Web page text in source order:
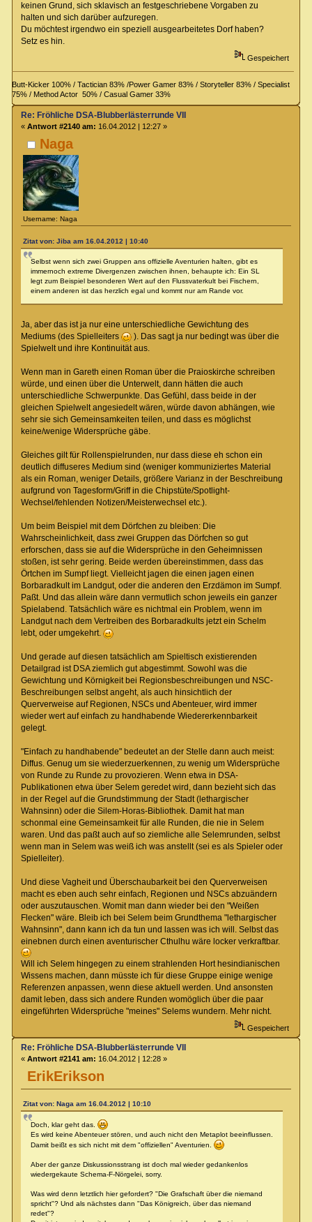
keinen Grund, sich sklavisch an festgeschriebene Vorgaben zu
halten und sich darüber aufzuregen.
Du möchtest irgendwo ein speziell ausgearbeitetes Dorf haben?
Setz es hin.
Gespeichert
Butt-Kicker 100% / Tactician 83% /Power Gamer 83% / Storyteller 83% / Specialist
75% / Method Actor 50% / Casual Gamer 33%
Naga
Username: Naga
Re: Fröhliche DSA-Blubberlästerrunde VII
« Antwort #2140 am: 16.04.2012 | 12:27 »
Zitat von: Jiba am 16.04.2012 | 10:40
Selbst wenn sich zwei Gruppen ans offizielle Aventurien halten, gibt es
immernoch extreme Divergenzen zwischen ihnen, behaupte ich: Ein SL
legt zum Beispiel besonderen Wert auf den Flussvaterkult bei Fischern,
einem anderen ist das herzlich egal und kommt nur am Rande vor.
Ja, aber das ist ja nur eine unterschiedliche Gewichtung des
Mediums (des Spielleiters
). Das sagt ja nur bedingt was über die
Spielwelt und ihre Kontinuität aus.
Wenn man in Gareth einen Roman über die Praioskirche schreiben
würde, und einen über die Unterwelt, dann hätten die auch
unterschiedliche Schwerpunkte. Das Gefühl, dass beide in der
gleichen Spielwelt angesiedelt wären, würde davon abhängen, wie
sehr sie sich Gemeinsamkeiten teilen, und dass es möglichst
keine/wenige Widersprüche gäbe.
Gleiches gilt für Rollenspielrunden, nur dass diese eh schon ein
deutlich diffuseres Medium sind (weniger kommuniziertes Material
als ein Roman, weniger Details, größere Varianz in der Beschreibung
aufgrund von Tagesform/Griff in die Chipstüte/Spotlight-
Wechsel/fehlenden Notizen/Meisterwechsel etc.).
Um beim Beispiel mit dem Dörfchen zu bleiben: Die
Wahrscheinlichkeit, dass zwei Gruppen das Dörfchen so gut
erforschen, dass sie auf die Widersprüche in den Geheimnissen
stoßen, ist sehr gering. Beide werden übereinstimmen, dass das
Örtchen im Sumpf liegt. Vielleicht jagen die einen jagen einen
Borbaradkult im Landgut, oder die anderen den Erzdämon im Sumpf.
Paßt. Und das allein wäre dann vermutlich schon jeweils ein ganzer
Spielabend. Tatsächlich wäre es nichtmal ein Problem, wenn im
Landgut nach dem Vertreiben des Borbaradkults jetzt ein Schelm
lebt, oder umgekehrt.
Und gerade auf diesen tatsächlich am Spieltisch existierenden
Detailgrad ist DSA ziemlich gut abgestimmt. Sowohl was die
Gewichtung und Körnigkeit bei Regionsbeschreibungen und NSC-
Beschreibungen selbst angeht, als auch hinsichtlich der
Querverweise auf Regionen, NSCs und Abenteuer, wird immer
wieder wert auf einfach zu handhabende Wiedererkennbarkeit
gelegt.
"Einfach zu handhabende" bedeutet an der Stelle dann auch meist:
Diffus. Genug um sie wiederzuerkennen, zu wenig um Widersprüche
von Runde zu Runde zu provozieren. Wenn etwa in DSA-
Publikationen etwa über Selem geredet wird, dann bezieht sich das
in der Regel auf die Grundstimmung der Stadt (lethargischer
Wahnsinn) oder die Silem-Horas-Bibliothek. Damit hat man
schonmal eine Gemeinsamkeit für alle Runden, die nie in Selem
waren. Und das paßt auch auf so ziemliche alle Selemrunden, selbst
wenn man in Selem was weiß ich was anstellt (sei es als Spieler oder
Spielleiter).
Und diese Vagheit und Überschaubarkeit bei den Querverweisen
macht es eben auch sehr einfach, Regionen und NSCs abzuändern
oder auszutauschen. Womit man dann wieder bei den "Weißen
Flecken" wäre. Bleib ich bei Selem beim Grundthema "lethargischer
Wahnsinn", dann kann ich da tun und lassen was ich will. Selbst das
einebnen durch einen aventurischer Cthulhu wäre locker verkraftbar.
Will ich Selem hingegen zu einem strahlenden Hort hesindianischen
Wissens machen, dann müsste ich für diese Gruppe einige wenige
Referenzen anpassen, wenn diese aktuell werden. Und ansonsten
damit leben, dass sich andere Runden womöglich über die paar
eingeführten Widersprüche "meines" Selems wundern. Mehr nicht.
Gespeichert
ErikErikson
Re: Fröhliche DSA-Blubberlästerrunde VII
« Antwort #2141 am: 16.04.2012 | 12:28 »
Zitat von: Naga am 16.04.2012 | 10:10
Doch, klar geht das.
Es wird keine Abenteuer stören, und auch nicht den Metaplot beeinflussen.
Damit beißt es sich nicht mit dem "offiziellen" Aventurien.
Aber der ganze Diskussionsstrang ist doch mal wieder gedankenlos
wiedergekaute Schema-F-Nörgelei, sorry.
Was wird denn letztlich hier gefordert? "Die Grafschaft über die niemand
spricht"? Und als nächstes dann "Das Königreich, über das niemand
redet"?